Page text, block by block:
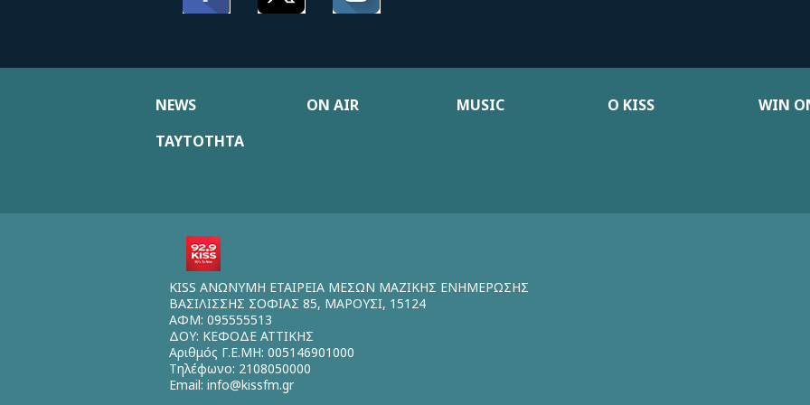
NEWS ON AIR MUSIC Ο KISS WIN
ΤΑΥΤΟΤΗΤΑ
KISS ΑΝΩΝΥΜΗ ΕΤΑΙΡΕΙΑ ΜΕΣΩΝ ΜΑΖΙΚΗΣ ΕΝΗΜΕΡΩΣΗΣ
ΒΑΣΙΛΙΣΣΗΣ ΣΟΦΙΑΣ 85, ΜΑΡΟΥΣΙ, 15124
ΑΦΜ: 095555513
ΔΟΥ: ΚΕΦΟΔΕ ΑΤΤΙΚΗΣ
Αριθμός Γ.Ε.ΜΗ: 005146901000
Τηλέφωνο: 2108050000
Email: info@kissfm.gr